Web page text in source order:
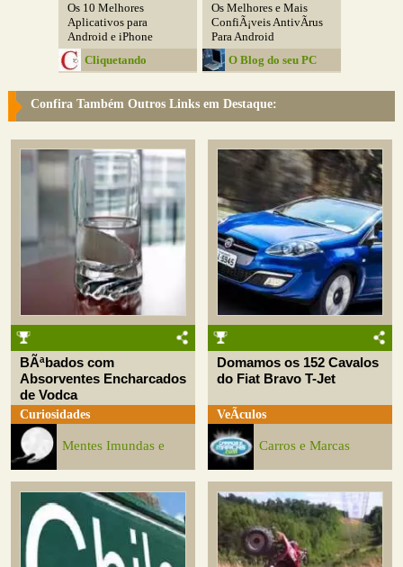
Os 10 Melhores
Aplicativos para
Android e iPhone
Cliquetando
Os Melhores e Mais
ConfiÃ¡veis AntivÃ­rus
Para Android
O Blog do seu PC
Confira Também Outros Links em Destaque:
BÃªbados com
Absorventes Encharcados
de Vodca
Curiosidades
Mentes Imundas e
Domamos os 152 Cavalos
do Fiat Bravo T-Jet
VeÃ­culos
Carros e Marcas